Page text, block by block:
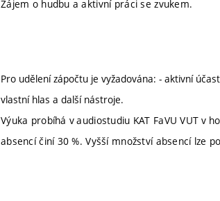
Zájem o hudbu a aktivní práci se zvukem.
Pro udělení zápočtu je vyžadována: - aktivní
vlastní hlas a další nástroje.
Výuka probíhá v audiostudiu KAT FaVU VUT v
absencí činí 30 %. Vyšší množství absencí lze